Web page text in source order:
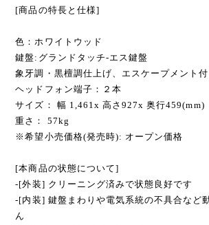
[商品の特長と仕様]
色：ホワイトウッド
鍵盤:グランドタッチ-エス鍵盤
象牙調・黒檀調仕上げ、エスケープメント
ヘッドフォン端子：２本
サイズ： 幅 1,461x 高さ927x 奥行459(mm)
重さ： 57kg
※希望小売価格(発売時): オープン価格
[本商品の状態について]
-[外装] クリーニング済みで状態良好です
-[内装] 鍵盤まわりや電気系統の不具合など
ん